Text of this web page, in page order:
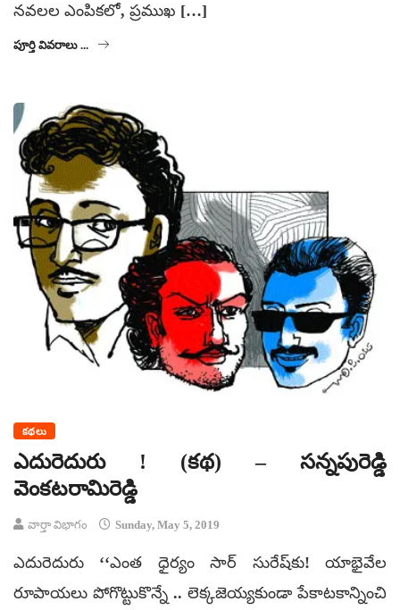
నవలల ఎంపికలో, ప్రముఖ […]
పూర్తి వివరాలు ...
కథలు
ఎదురెదురు ! (కథ) – సన్నపురెడ్డి
వెంకటరామిరెడ్డి
వార్తా విభాగం Sunday, May 5, 2019
ఎదురెదురు ‘‘ఎంత ధైర్యం సార్‌ సురేష్‌కు! యాభైవేల
రూపాయలు పోగొట్టుకొన్నే .. లెక్కజెయ్యకుండా పేకాటకాన్నించి